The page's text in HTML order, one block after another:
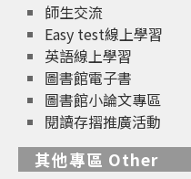
師生交流
Easy test線上學習
英語線上學習
圖書館電子書
圖書館小論文專區
閱讀存摺推廣活動
其他專區 Other